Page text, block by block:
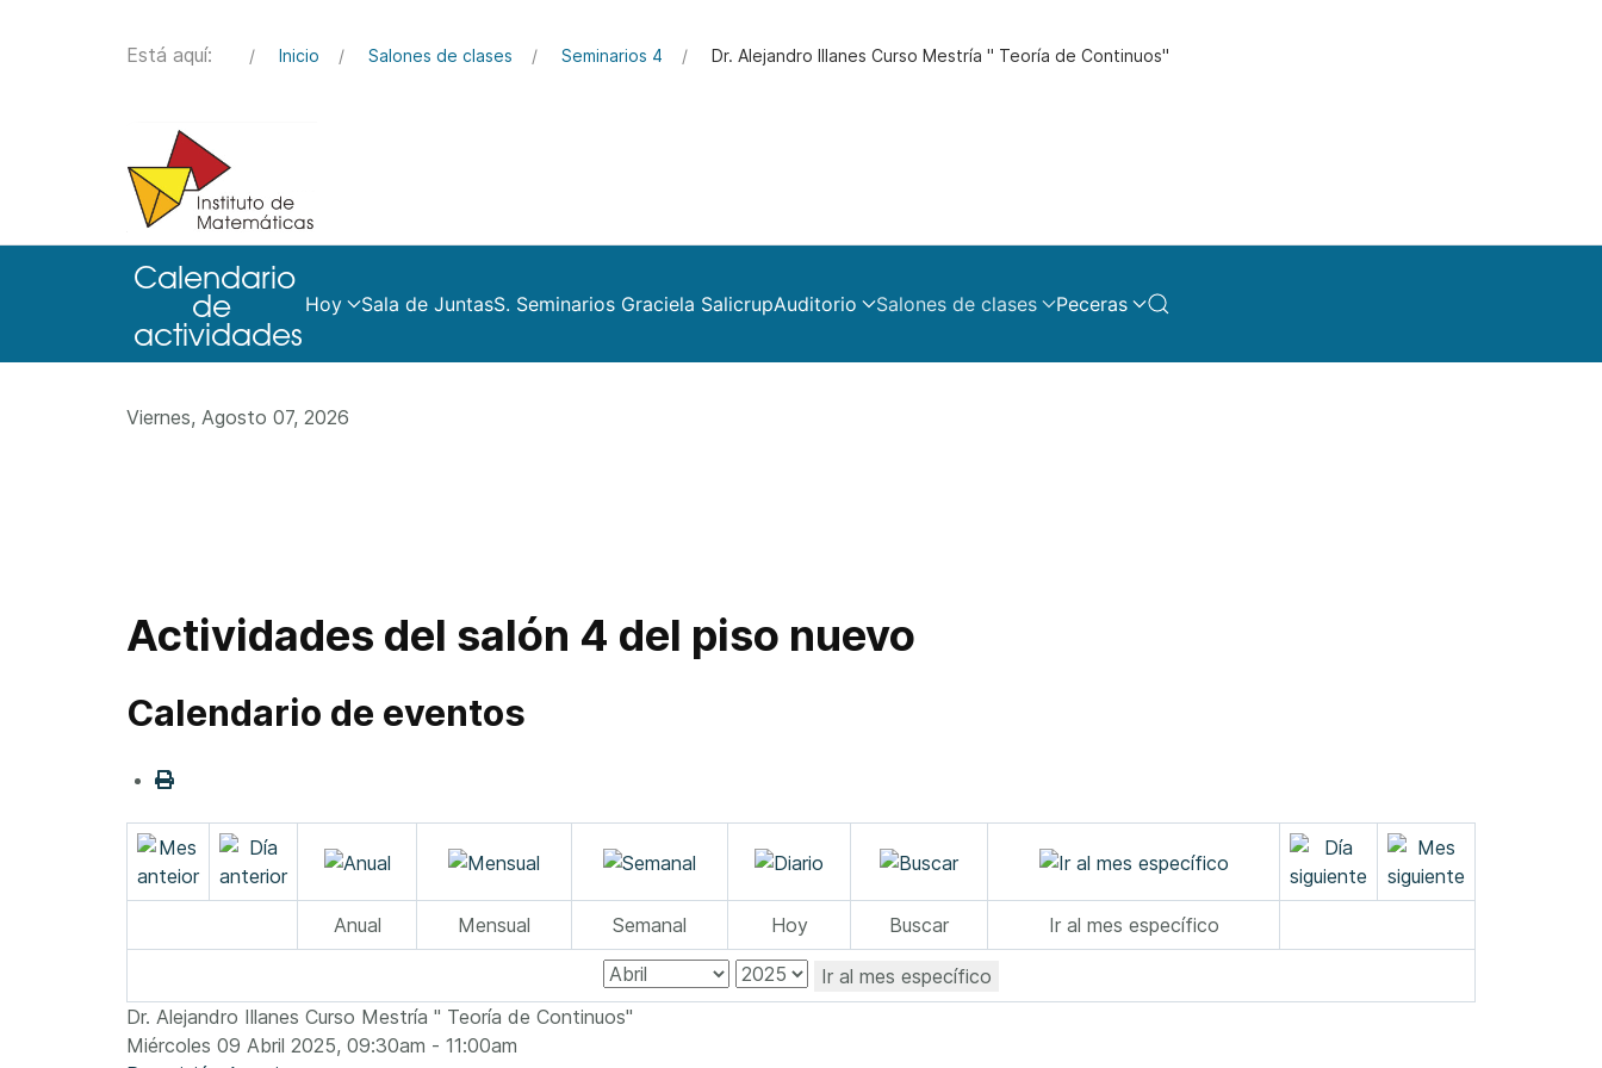
Está aquí: Inicio Salones de clases Seminarios 4 Dr. Alejandro Illanes Curso Mestría " Teoría de Continuos"
Hoy Sala de JuntasS. Seminarios Graciela SalicrupAuditorio Salones de clases Peceras
Viernes, Agosto 07, 2026
Actividades del salón 4 del piso nuevo
Calendario de eventos
Anual Mensual Semanal Hoy Buscar Ir al mes específico
Ir al mes específico
Dr. Alejandro Illanes Curso Mestría " Teoría de Continuos"
Miércoles 09 Abril 2025, 09:30am - 11:00am